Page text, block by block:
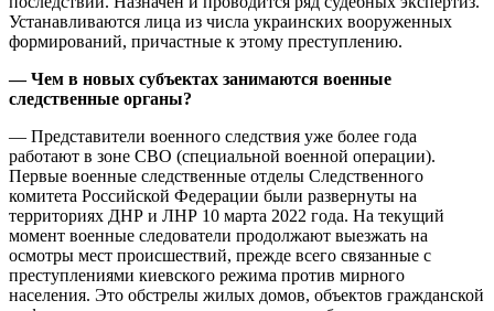
Устанавливаются лица из числа украинских вооруженных
формирований, причастные к этому преступлению.
— Чем в новых субъектах занимаются военные
следственные органы?
— Представители военного следствия уже более года
работают в зоне СВО (специальной военной операции).
Первые военные следственные отделы Следственного
комитета Российской Федерации были развернуты на
территориях ДНР и ЛНР 10 марта 2022 года. На текущий
момент военные следователи продолжают выезжать на
осмотры мест происшествий, прежде всего связанные с
преступлениями киевского режима против мирного
населения. Это обстрелы жилых домов, объектов гражданской